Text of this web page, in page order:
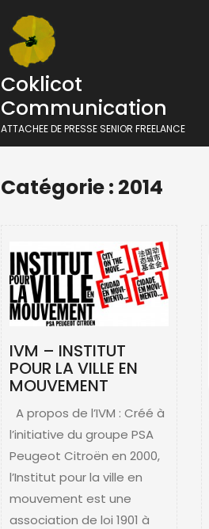
Coklicot
Communication
ATTACHEE DE PRESSE SENIOR FREELANCE
Catégorie : 2014
IVM – INSTITUT
POUR LA VILLE EN
MOUVEMENT
A propos de l’IVM : Créé à
l’initiative du groupe PSA
Peugeot Citroën en 2000,
l’Institut pour la ville en
mouvement est une
association de loi 1901 à